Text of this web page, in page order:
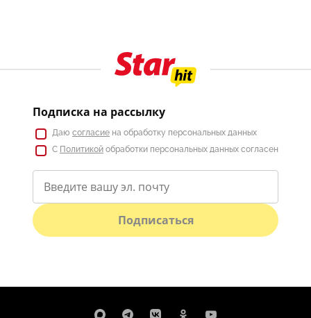
Подписка на рассылку
Даю согласие на обработку персональных данных
С Политикой обработки персональных данных согласен
Подписаться